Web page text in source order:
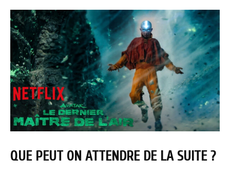
QUE PEUT ON ATTENDRE DE LA SUITE ?